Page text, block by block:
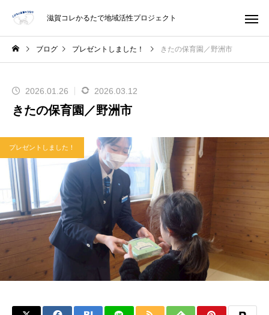
滋賀コレかるたで地域活性プロジェクト
ブログ プレゼントしました！ きたの保育園／野洲市
2026.01.26 2026.03.12
きたの保育園／野洲市
プレゼントしました！